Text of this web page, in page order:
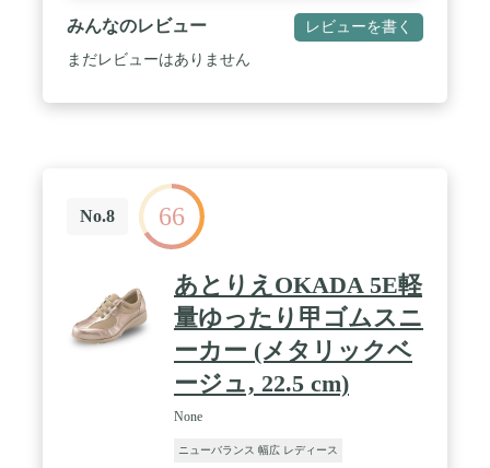
みんなのレビュー レビューを書く
まだレビューはありません
No.8 66
あとりえOKADA 5E軽
量ゆったり甲ゴムスニ
ーカー (メタリックベ
ージュ, 22.5 cm)
None
ニューバランス 幅広 レディース